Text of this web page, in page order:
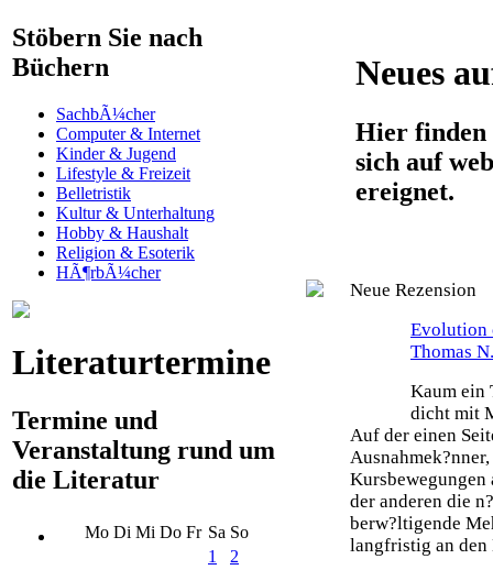
Stöbern Sie nach
Büchern
SachbÃ¼cher
Computer & Internet
Kinder & Jugend
Lifestyle & Freizeit
Belletristik
Kultur & Unterhaltung
Hobby & Haushalt
Religion & Esoterik
HÃ¶rbÃ¼cher
Literaturtermine
Termine und
Veranstaltung rund um
die Literatur
Mo Di Mi Do Fr Sa So
1
2
Neues
Hier finden
sich auf
ereignet.
Neue Rezension
Evolution
Thomas
Kaum ein
dicht mit
Auf der einen
der anderen die
berw?ltigende
langfristig an den